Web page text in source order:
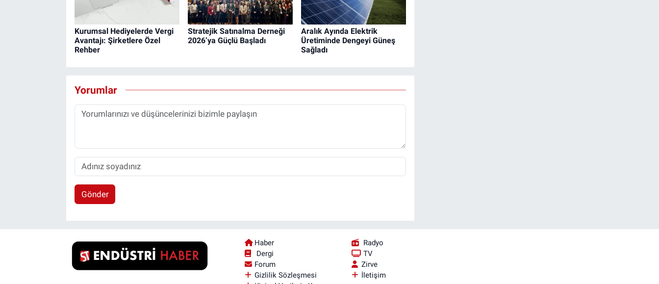
Kurumsal Hediyelerde Vergi
Avantajı: Şirketlere Özel
Rehber
Stratejik Satınalma Derneği
2026’ya Güçlü Başladı
Aralık Ayında Elektrik
Üretiminde Dengeyi Güneş
Sağladı
Yorumlar
Gönder
Haber
Radyo
Dergi
TV
Forum
Zirve
Gizlilik Sözleşmesi
İletişim